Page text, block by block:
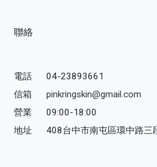
聯絡
電話
04-23893661
信箱
pinkringskin@gmail.com
營業
09:00-18:00
地址
408台中市南屯區環中路